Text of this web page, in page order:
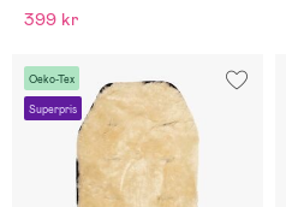
399 kr
Oeko-Tex
Superpris